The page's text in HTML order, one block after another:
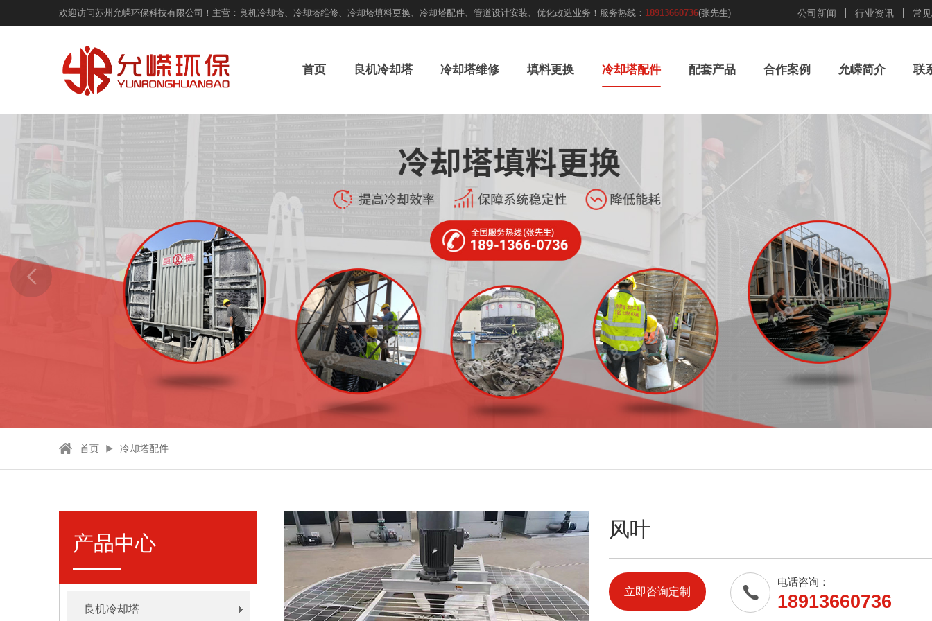
欢迎访问苏州允嵘环保科技有限公司！主营：良机冷却塔、冷却塔维修、冷却塔填料更换、冷却塔配件、管道设计安装、优化改造业务！服务热线： 18913660736(张先生) 公司新闻 行业资讯 常
首页 良机冷却塔 冷却塔维修 填料更换 冷却塔配件 配套产品 合作案例 允嵘简介 联
首页 冷却塔配件
产品中心
良机冷却塔
风叶
立即咨询定制
电话咨询：
18913660736